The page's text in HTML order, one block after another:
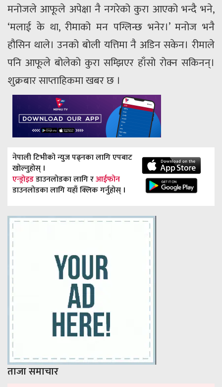
मनोजले आफूले अपेक्षा नै नगरेको कुरा आएको भन्दै भने,
‘मलाई के था, रीमाको मन पग्लिन्छ भनेर।’ मनोज भनै
हौसिन थाले। उनको बोली यत्तिमा नै अडिन सकेन। रीमाले
पनि आफूले बोलेको कुरा सम्झिएर हाँसो रोक्न सकिनन्।
शुक्रबार साप्ताहिकमा खबर छ ।
नेपाली टिभीको न्युज पढ्नका लागि एपबाट
खोल्नुहोस् ।
एन्ड्रोइडडाउनलोडका लागि रआईफोन
डाउनलोडका लागि यहाँ क्लिक गर्नुहोस् ।
ताजा समाचार